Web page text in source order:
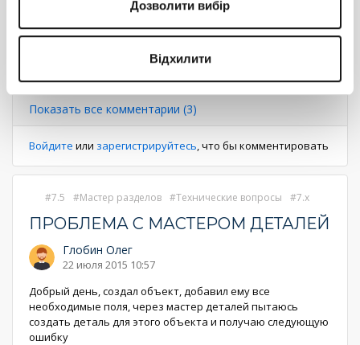
Дозволити вибір
Відхилити
Ответить
страниц
‹ Предыдущий
страница
страница
Показать все комментарии (3)
Войдите или зарегистрируйтесь, что бы комментировать
7.5 Мастер разделов Технические вопросы 7.x
ПРОБЛЕМА С МАСТЕРОМ ДЕТАЛЕЙ
Глобин Олег
22 июля 2015 10:57
Добрый день, создал объект, добавил ему все
необходимые поля, через мастер деталей пытаюсь
создать деталь для этого объекта и получаю следующую
ошибку